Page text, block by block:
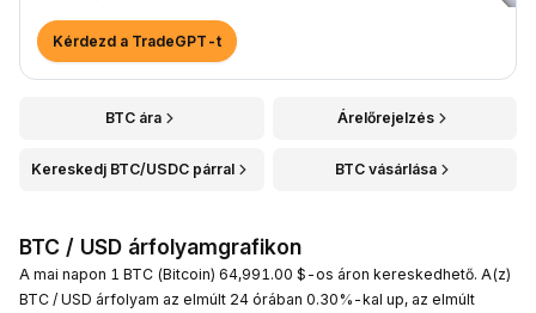
Kérdezd a TradeGPT-t
BTC ára Árelőrejelzés
Kereskedj BTC/USDC párral BTC vásárlása
BTC / USD árfolyamgrafikon
A mai napon 1 BTC (Bitcoin) 64,991.00 $-os áron kereskedhető. A(z)
BTC / USD árfolyam az elmúlt 24 órában 0.30%-kal up, az elmúlt